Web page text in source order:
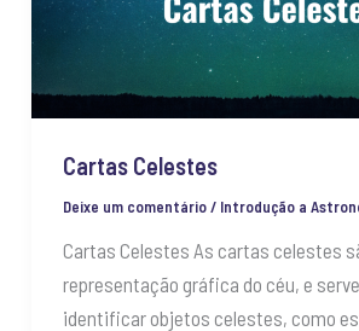
Cartas Celestes
Deixe um comentário / Introdução a
Cartas Celestes As cartas celestes
representação gráfica do céu, e
identificar objetos celestes, como